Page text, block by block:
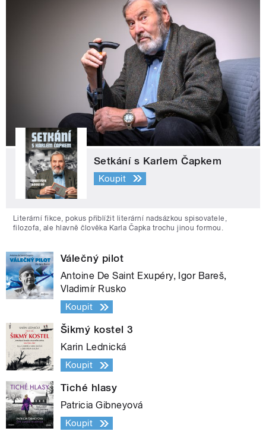
Setkání s Karlem Čapkem
Koupit
Literární fikce, pokus přiblížit literární nadsázkou spisovatele,
filozofa, ale hlavně člověka Karla Čapka trochu jinou formou.
Válečný pilot
Antoine De Saint Exupéry, Igor Bareš,
Vladimír Rusko
Koupit
Šikmý kostel 3
Karin Lednická
Koupit
Tiché hlasy
Patricia Gibneyová
Koupit